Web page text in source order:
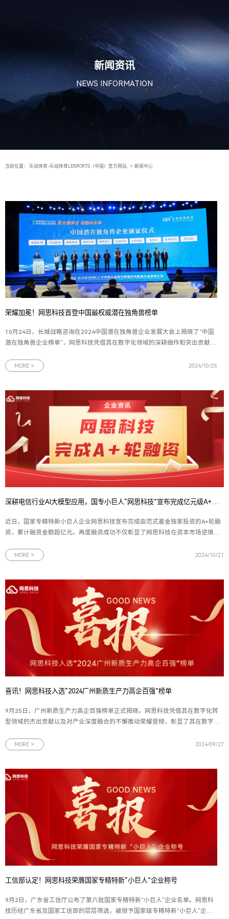
新闻资讯
NEWS INFORMATION
当前位置： 乐动体育-乐动体育LDSPORTS（中国）官方网站, > 新闻中心
荣耀加冕！网思科技首登中国最权威潜在独角兽榜单
10月24日，长城战略咨询在2024中国潜在独角兽企业发展大会上揭晓了“中国
潜在独角兽企业榜单”，网思科技凭借其在数字化领域的深耕细作和突出贡献成
为网思科技代表（左六）上台领奖网思科技首次跻身榜单，不仅是长城战略咨
MORE > 2024/10/25
近日，国家专精特新小巨人企业网思科技宣布完成由范式基金独家投资的A+轮融
资，累计融资金额超亿元。再度融资成功不仅彰显了网思科技在资本市场逆境中
资金的注入，将助力网思科技进一步深化技术研发，推动其在更多数字化解决方
MORE > 2024/10/21
喜讯！网思科技入选“2024广州新质生产力高企百强”榜单
9月25日，广州新质生产力高企百强榜单正式揭晓。网思科技凭借其在数字化转
型领域的杰出贡献以及对产业深度融合的不懈推动荣耀登榜，彰显了其在数字化
强企业”殊荣，此次再度入选更是对其实力与潜力的双重肯定。图为广州新质生产
MORE > 2024/09/27
工信部认定！网思科技荣膺国家专精特新“小巨人”企业称号
9月2日，广东省工信厅公布了第六批国家专精特新“小巨人”企业名单。网思科
技历经广东省及国家工信部的层层筛选，被授予国家级专精特新“小巨人”企业